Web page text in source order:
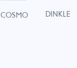
COSMO DINKLE